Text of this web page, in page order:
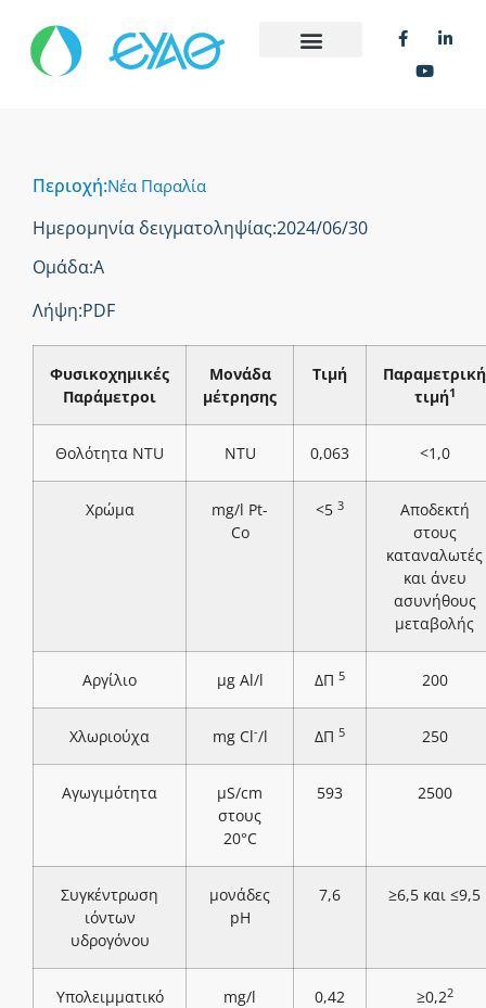
Περιοχή:Νέα Παραλία
Ημερομηνία δειγματοληψίας:2024/06/30
Ομάδα:Α
Λήψη:PDF
Φυσικοχημικές
Παράμετροι
Μονάδα
μέτρησης
Τιμή
Παραμετρική
τιμή1
Θολότητα NTU NTU 0,063 <1,0
Χρώμα
mg/l Pt-
Co
<5 3
Αποδεκτή
στους
καταναλωτές
και άνευ
ασυνήθους
μεταβολής
Αργίλιο μg Al/l ΔΠ 5 200
Χλωριούχα mg Cl-/l ΔΠ 5 250
Αγωγιμότητα
μS/cm
στους
20°C
593 2500
Συγκέντρωση
ιόντων
υδρογόνου
μονάδες
pH
7,6 ≥6,5 και ≤9,5
Υπολειμματικό
mg/l 0,42 ≥0,22